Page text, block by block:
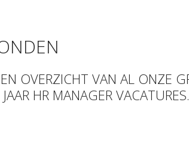
OVERZICHT VAN AL ONZE
HR MANAGER VACATURES.